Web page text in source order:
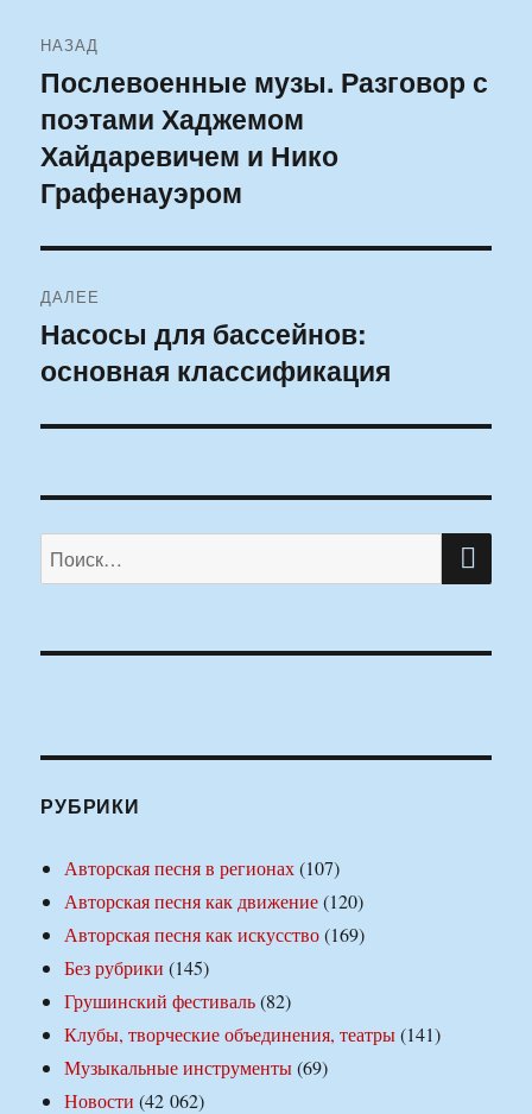
по
записям
НАЗАД
Предыдущая
запись:
Послевоенные музы. Разговор с
поэтами Хаджемом
Хайдаревичем и Нико
Графенауэром
ДАЛЕЕ
Следующая
запись:
Насосы для бассейнов:
основная классификация
Искать:
РУБРИКИ
Авторская песня в регионах(107)
Авторская песня как движение(120)
Авторская песня как искусство(169)
Без рубрики (145)
Грушинский фестиваль(82)
Клубы, творческие объединения, театры(141)
Музыкальные инструменты(69)
Новости (42 062)